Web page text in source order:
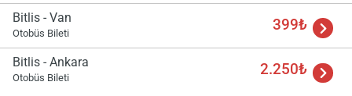
Bitlis - Van
Otobüs Bileti 399₺
Bitlis - Ankara
Otobüs Bileti 2.250₺